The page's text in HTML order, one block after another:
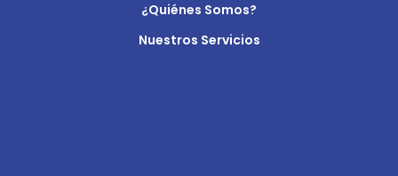
¿Quiénes Somos?
Nuestros Servicios